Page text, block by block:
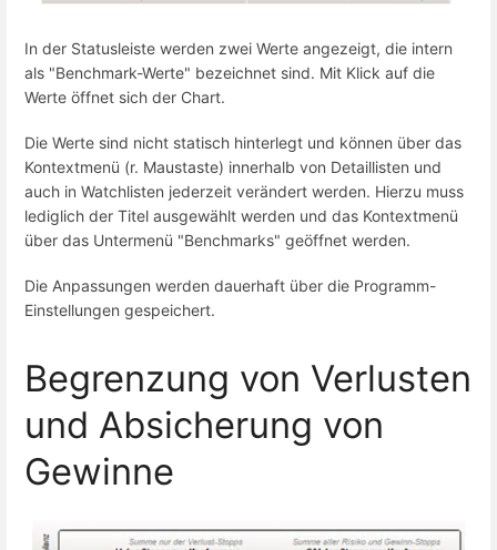
In der Statusleiste werden zwei Werte angezeigt, die intern
als "Benchmark-Werte" bezeichnet sind. Mit Klick auf die
Werte öffnet sich der Chart.
Die Werte sind nicht statisch hinterlegt und können über das
Kontextmenü (r. Maustaste) innerhalb von Detaillisten und
auch in Watchlisten jederzeit verändert werden. Hierzu muss
lediglich der Titel ausgewählt werden und das Kontextmenü
über das Untermenü "Benchmarks" geöffnet werden.
Die Anpassungen werden dauerhaft über die Programm-
Einstellungen gespeichert.
Begrenzung von Verlusten
und Absicherung von
Gewinne